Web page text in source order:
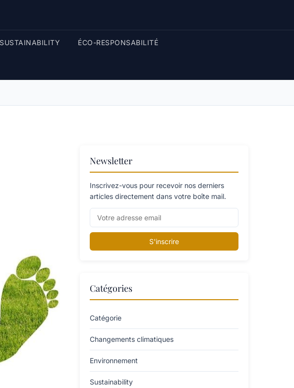
SUSTAINABILITY ÉCO-RESPONSABILITÉ
Newsletter
Inscrivez-vous pour recevoir nos derniers
articles directement dans votre boîte mail.
S'inscrire
Catégories
Catégorie
Changements climatiques
Environnement
Sustainability